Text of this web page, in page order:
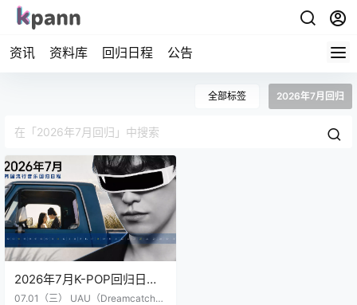
资讯 资料库 回归日程 公告
全部标签 2026年7月回归
2026年7月K-POP回归日程
速览
07.01（三） UAU（Dreamcatche